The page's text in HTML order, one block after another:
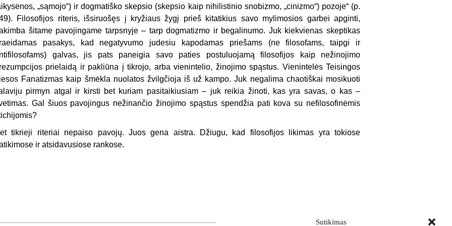
Sutikimas
„sąmojo“) ir dogmatiško skepsio (skepsio kaip nihilistinio snobizmo, „cinizmo“) pozoje“ (p.
Filosofijos riteris, išsiruošęs į kryžiaus žygį prieš kitatikius savo mylimosios garbei apginti,
šitame pavojingame tarpsnyje – tarp dogmatizmo ir begalinumo. Juk kiekvienas skeptikas
pasakys, kad negatyvumo judesiu kapodamas priešams (ne filosofams, taipgi ir
galvas, jis pats paneigia savo paties postuluojamą filosofijos kaip nežinojimo
prielaidą ir pakliūna į tikrojo, arba vienintelio, žinojimo spąstus. Vienintelės Teisingos
Fanatizmas kaip šmėkla nuolatos žvilgčioja iš už kampo. Juk negalima chaotiškai mosikuoti
pirmyn atgal ir kirsti bet kuriam pasitaikiusiam – juk reikia žinoti, kas yra savas, o kas –
Gal šiuos pavojingus nežinančio žinojimo spąstus spendžia pati kova su nefilosofinėmis
tikrieji riteriai nepaiso pavojų. Juos gena aistra. Džiugu, kad filosofijos likimas yra tokiose
ir atsidavusiose rankose.